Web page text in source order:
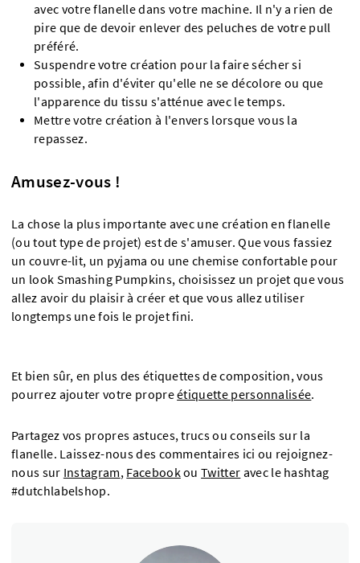
avec votre flanelle dans votre machine. Il n'y a rien de
pire que de devoir enlever des peluches de votre pull
préféré.
Suspendre votre création pour la faire sécher si
possible, afin d'éviter qu'elle ne se décolore ou que
l'apparence du tissu s'atténue avec le temps.
Mettre votre création à l'envers lorsque vous la
repassez.
Amusez-vous !
La chose la plus importante avec une création en flanelle
(ou tout type de projet) est de s'amuser. Que vous fassiez
un couvre-lit, un pyjama ou une chemise confortable pour
un look Smashing Pumpkins, choisissez un projet que vous
allez avoir du plaisir à créer et que vous allez utiliser
longtemps une fois le projet fini.
Et bien sûr, en plus des étiquettes de composition, vous
pourrez ajouter votre propreétiquette personnalisée.
Partagez vos propres astuces, trucs ou conseils sur la
flanelle. Laissez-nous des commentaires ici ou rejoignez-
nous sur Instagram, FacebookouTwitter avec le hashtag
#dutchlabelshop.